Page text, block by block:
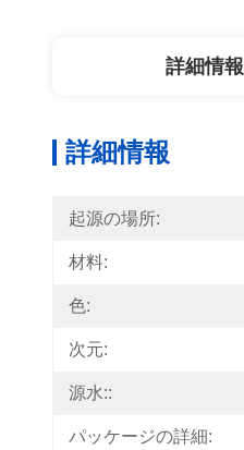
詳細情報
詳細情報
起源の場所:
材料:
色:
次元:
源水::
パッケージの詳細: